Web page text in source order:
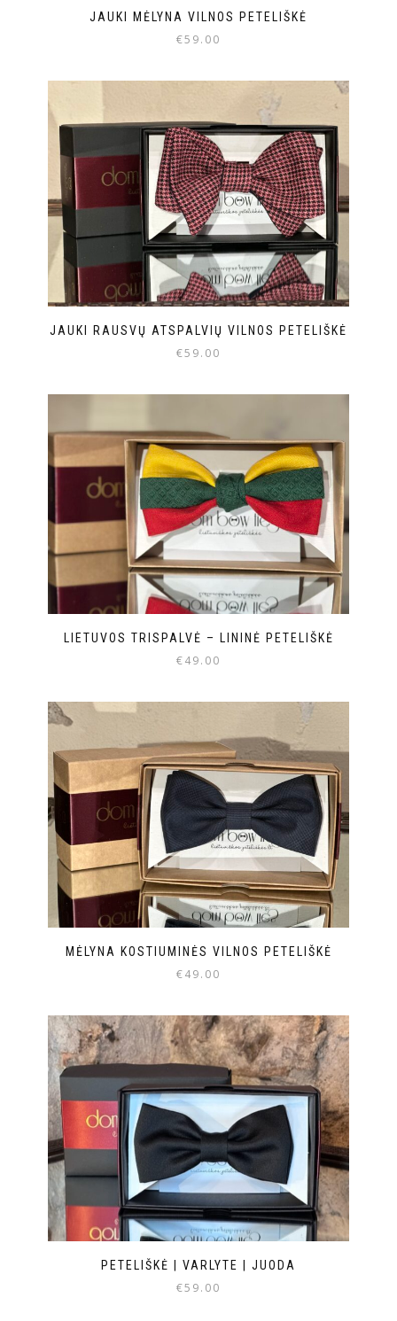
JAUKI MĖLYNA VILNOS PETELIŠKĖ
€59.00
JAUKI RAUSVŲ ATSPALVIŲ VILNOS PETELIŠKĖ
€59.00
LIETUVOS TRISPALVĖ – LININĖ PETELIŠKĖ
€49.00
MĖLYNA KOSTIUMINĖS VILNOS PETELIŠKĖ
€49.00
PETELIŠKĖ | VARLYTE | JUODA
€59.00